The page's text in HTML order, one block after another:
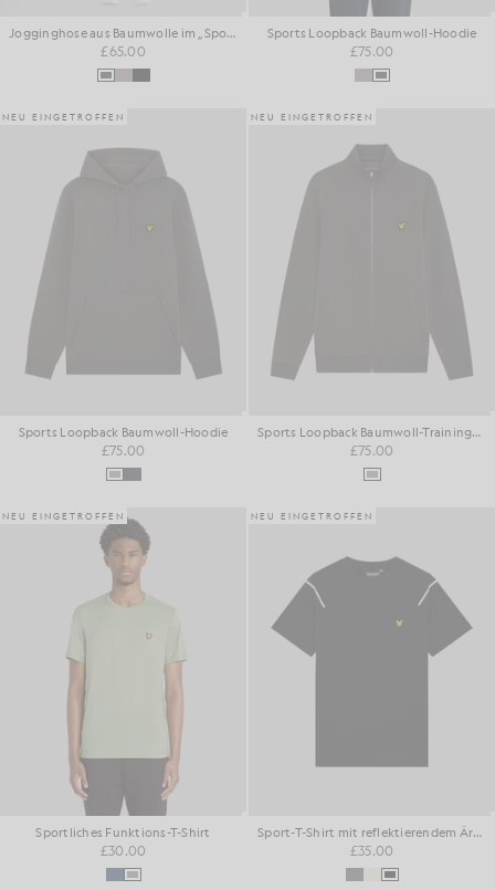
Jogginghose aus Baumwolle im „Sports Loopback“-Stil
£65.00
Sports Loopback Baumwoll-Hoodie
£75.00
NEU EINGETROFFEN
Sports Loopback Baumwoll-Hoodie
£75.00
NEU EINGETROFFEN
Sports Loopback Baumwoll-Trainingsjacke
£75.00
NEU EINGETROFFEN
Sportliches Funktions-T-Shirt
£30.00
NEU EINGETROFFEN
Sport-T-Shirt mit reflektierendem Ärmel
£35.00